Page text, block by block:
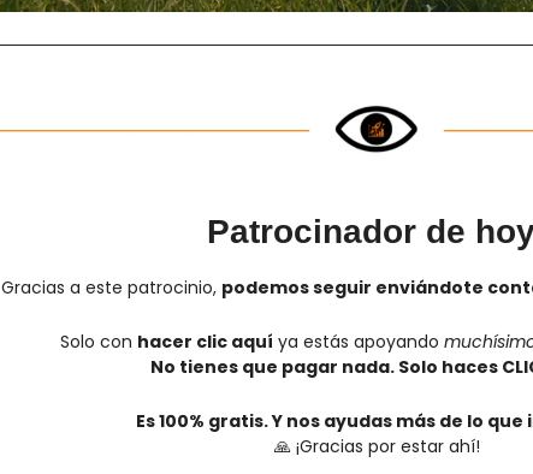
Patrocinador de
Gracias a este patrocinio, podemos seguir enviándote
Solo con hacer clic aquí ya estás apoyando
No tienes que pagar nada. Solo haces
Es 100% gratis. Y nos ayudas más de lo
🙏 ¡Gracias por estar ahí!